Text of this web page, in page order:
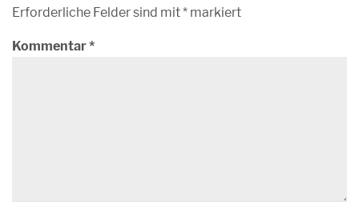
Erforderliche Felder sind mit* markiert
Kommentar*